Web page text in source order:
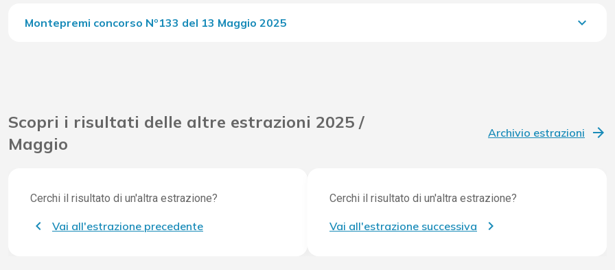
Montepremi concorso Nº133 del 13 Maggio 2025 keyboard_arrow_down
Scopri i risultati delle altre estrazioni 2025 /
Maggio
Archivio estrazioni
Cerchi il risultato di un'altra estrazione?
Vai all'estrazione precedente
Cerchi il risultato di un'altra estrazione?
Vai all'estrazione successiva